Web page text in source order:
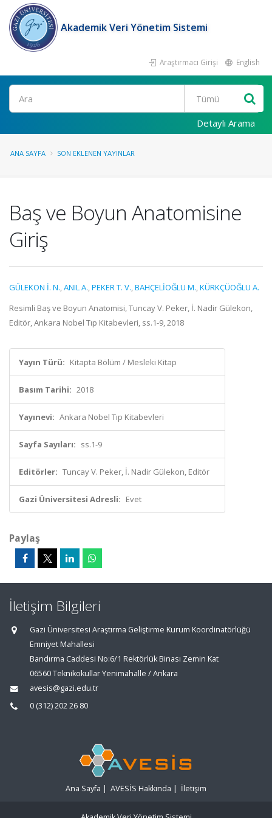
Akademik Veri Yönetim Sistemi
Araştırmacı Girişi English
Ara
Detaylı Arama
ANA SAYFA SON EKLENEN YAYINLAR
Baş ve Boyun Anatomisine
Giriş
GÜLEKON İ. N.,ANIL A.,PEKER T. V.,BAHÇELİOĞLU M.,KÜRKÇÜOĞLU A.
Resimli Baş ve Boyun Anatomisi, Tuncay V. Peker, İ. Nadir Gülekon,
Editör, Ankara Nobel Tıp Kitabevleri, ss.1-9, 2018
Yayın Türü: Kitapta Bölüm / Mesleki Kitap
Basım Tarihi: 2018
Yayınevi: Ankara Nobel Tıp Kitabevleri
Sayfa Sayıları: ss.1-9
Editörler: Tuncay V. Peker, İ. Nadir Gülekon, Editör
Gazi Üniversitesi Adresli: Evet
Paylaş
İletişim Bilgileri
Gazi Üniversitesi Araştırma Geliştirme Kurum Koordinatörlüğü
Emniyet Mahallesi
Bandırma Caddesi No:6/1 Rektörlük Binası Zemin Kat
06560 Teknikokullar Yenimahalle / Ankara
avesis@gazi.edu.tr
0 (312) 202 26 80
Ana Sayfa | AVESİS Hakkında | İletişim